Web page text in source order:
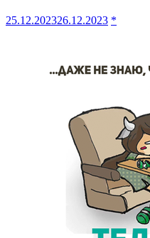
25.12.202326.12.2023 *